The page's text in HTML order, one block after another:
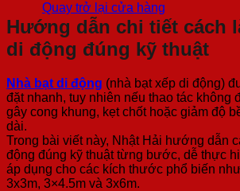
Quay trở lại cửa hàng
Hướng dẫn chi tiết cách
di động đúng kỹ thuật
Nhà bạt di động (nhà bạt xếp di động)
đặt nhanh, tuy nhiên nếu thao tác không
gây cong khung, kẹt chốt hoặc giảm độ
dài.
Trong bài viết này, Nhật Hải hướng dẫn
động đúng kỹ thuật từng bước, dễ thực
áp dụng cho các kích thước phổ biến
3x3m, 3×4.5m và 3x6m.